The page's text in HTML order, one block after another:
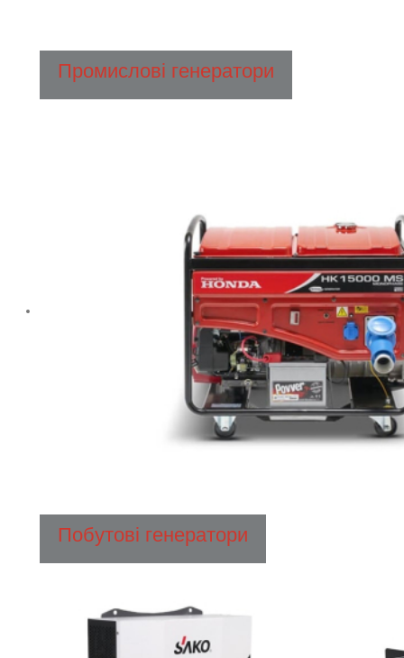
Промислові генератори
Побутові генератори